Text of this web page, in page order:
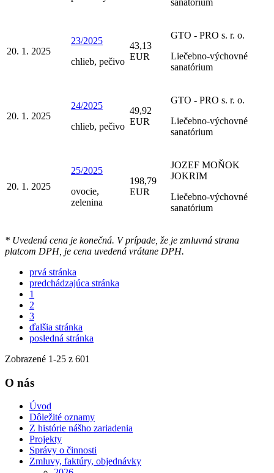
20. 1. 2025
23/2025
chlieb, pečivo
43,13
EUR
GTO - PRO s. r. o.
Liečebno-výchovné
sanatórium
20. 1. 2025
24/2025
chlieb, pečivo
49,92
EUR
GTO - PRO s. r. o.
Liečebno-výchovné
sanatórium
20. 1. 2025
25/2025
ovocie,
zelenina
198,79
EUR
JOZEF MOŇOK
JOKRIM
Liečebno-výchovné
sanatórium
* Uvedená cena je konečná. V prípade, že je zmluvná strana
platcom DPH, je cena uvedená vrátane DPH.
prvá stránka
predchádzajúca stránka
1
2
3
ďalšia stránka
posledná stránka
Zobrazené 1-25 z 601
O nás
Úvod
Dôležité oznamy
Z histórie nášho zariadenia
Projekty
Správy o činnosti
Zmluvy, faktúry, objednávky